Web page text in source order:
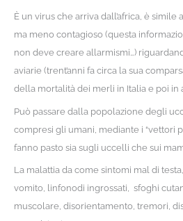
È un virus che arriva dall’africa, è
ma meno contagioso (questa
non deve creare allarmismi…)
aviarie (trent’anni fa circa la sua
della mortalità dei merli in Italia e poi in
Può passare dalla popolazione degli
compresi gli umani, mediante i “vettori
fanno pasto sia sugli uccelli che sui
La malattia da come sintomi mal di
vomito, linfonodi ingrossati, sfoghi
muscolare, disorientamento, tremori,